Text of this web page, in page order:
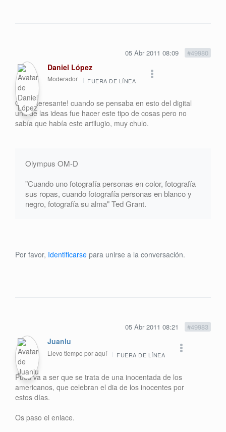
05 Abr 2011 08:09 #49980
Daniel López
Moderador FUERA DE LÍNEA
Qué interesante! cuando se pensaba en esto del digital
una de las ideas fue hacer este tipo de cosas pero no
sabía que había este artilugio, muy chulo.
Olympus OM-D
"Cuando uno fotografía personas en color, fotografía
sus ropas, cuando fotografía personas en blanco y
negro, fotografía su alma" Ted Grant.
Por favor, Identificarse para unirse a la conversación.
05 Abr 2011 08:21 #49983
Juanlu
Llevo tiempo por aquí FUERA DE LÍNEA
Pues va a ser que se trata de una inocentada de los
americanos, que celebran el dia de los inocentes por
estos días.
Os paso el enlace.